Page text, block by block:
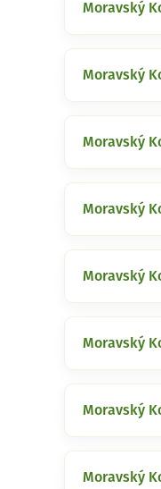
Moravský
Moravský
Moravský
Moravský
Moravský
Moravský
Moravský
Moravský